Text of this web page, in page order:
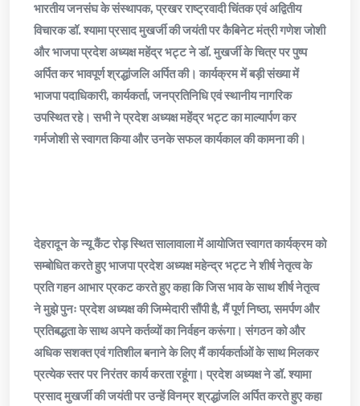
भारतीय जनसंघ के संस्थापक, प्रखर राष्ट्रवादी चिंतक एवं अद्वितीय
विचारक डॉ. श्यामा प्रसाद मुखर्जी की जयंती पर कैबिनेट मंत्री गणेश जोशी
और भाजपा प्रदेश अध्यक्ष महेंद्र भट्ट ने डॉ. मुखर्जी के चित्र पर पुष्प
अर्पित कर भावपूर्ण श्रद्धांजलि अर्पित की। कार्यक्रम में बड़ी संख्या में
भाजपा पदाधिकारी, कार्यकर्ता, जनप्रतिनिधि एवं स्थानीय नागरिक
उपस्थित रहे। सभी ने प्रदेश अध्यक्ष महेंद्र भट्ट का माल्यार्पण कर
गर्मजोशी से स्वागत किया और उनके सफल कार्यकाल की कामना की।
देहरादून के न्यू कैंट रोड़ स्थित सालावाला में आयोजित स्वागत कार्यक्रम को
सम्बोधित करते हुए भाजपा प्रदेश अध्यक्ष महेन्द्र भट्ट ने शीर्ष नेतृत्व के
प्रति गहन आभार प्रकट करते हुए कहा कि जिस भाव के साथ शीर्ष नेतृत्व
ने मुझे पुनः प्रदेश अध्यक्ष की जिम्मेदारी सौंपी है, मैं पूर्ण निष्ठा, समर्पण और
प्रतिबद्धता के साथ अपने कर्तव्यों का निर्वहन करूंगा। संगठन को और
अधिक सशक्त एवं गतिशील बनाने के लिए मैं कार्यकर्ताओं के साथ मिलकर
प्रत्येक स्तर पर निरंतर कार्य करता रहूंगा। प्रदेश अध्यक्ष ने डॉ. श्यामा
प्रसाद मुखर्जी की जयंती पर उन्हें विनम्र श्रद्धांजलि अर्पित करते हुए कहा